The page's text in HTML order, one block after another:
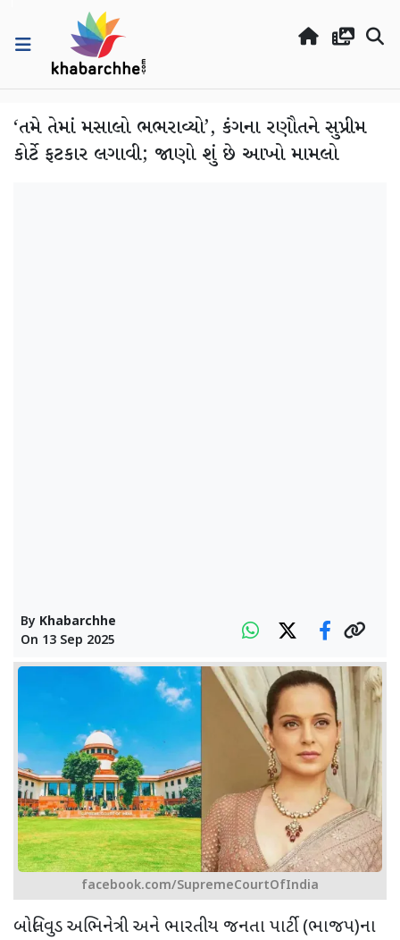
‘તમે તેમાં મસાલો ભભરાવ્યો’, કંગના રણૌતને સુપ્રીમ
કોર્ટે ફટકાર લગાવી; જાણો શું છે આખો મામલો
By Khabarchhe
On 13 Sep 2025
facebook.com/SupremeCourtOfIndia
બોલિવુડ અભિનેત્રી અને ભારતીય જનતા પાર્ટી (ભાજપ)ના